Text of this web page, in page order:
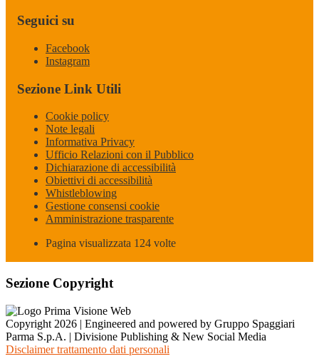
Seguici su
Facebook
Instagram
Sezione Link Utili
Cookie policy
Note legali
Informativa Privacy
Ufficio Relazioni con il Pubblico
Dichiarazione di accessibilità
Obiettivi di accessibilità
Whistleblowing
Gestione consensi cookie
Amministrazione trasparente
Pagina visualizzata 124 volte
Sezione Copyright
Copyright 2026 | Engineered and powered by Gruppo Spaggiari
Parma S.p.A. | Divisione Publishing & New Social Media
Disclaimer trattamento dati personali